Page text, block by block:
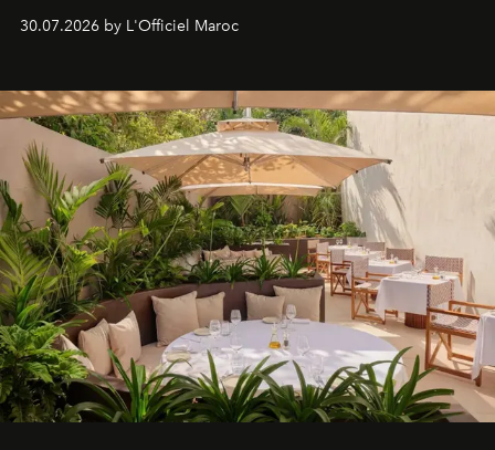
Lobby Bien-Être et Beauté, exclusivité mondiale en
neuro-cosmétique, parcours thermal et studio dédié au
entièreté, entre science des émotions et rituels
reposants.
30.07.2026 by L'Officiel Maroc